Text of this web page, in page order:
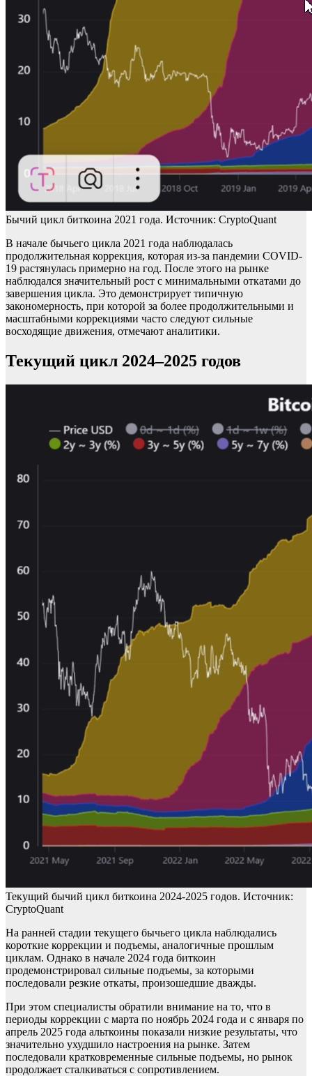
Бычий цикл биткоина 2021 года. Источник: CryptoQuant
В начале бычьего цикла 2021 года наблюдалась
продолжительная коррекция, которая из-за пандемии COVID-
19 растянулась примерно на год. После этого на рынке
наблюдался значительный рост с минимальными откатами до
завершения цикла. Это демонстрирует типичную
закономерность, при которой за более продолжительными и
масштабными коррекциями часто следуют сильные
восходящие движения, отмечают аналитики.
Текущий цикл 2024–2025 годов
Текущий бычий цикл биткоина 2024-2025 годов. Источник:
CryptoQuant
На ранней стадии текущего бычьего цикла наблюдались
короткие коррекции и подъемы, аналогичные прошлым
циклам. Однако в начале 2024 года биткоин
продемонстрировал сильные подъемы, за которыми
последовали резкие откаты, произошедшие дважды.
При этом специалисты обратили внимание на то, что в
периоды коррекции с марта по ноябрь 2024 года и с января по
апрель 2025 года альткоины показали низкие результаты, что
значительно ухудшило настроения на рынке. Затем
последовали кратковременные сильные подъемы, но рынок
продолжает сталкиваться с сопротивлением.